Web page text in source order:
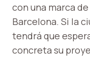
con una marca
Barcelona. Si la
tendrá que
concreta su